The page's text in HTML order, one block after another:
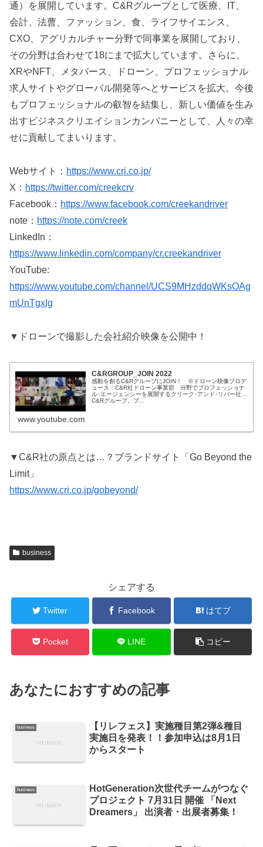
通）を展開しています。C&Rグループとして医療、IT、
会計、法曹、ファッション、食、ライフサイエンス、
CXO、アグリカルチャー分野で同事業を展開しており、
その分野は合わせて18にまで拡大しています。さらに、
XRやNFT、メタバース、ドローン、プロフェッショナル
求人サイトやグローバル開発等へとサービスを拡大。今後
もプロフェッショナルの叡智を結集し、新しい価値を生み
出すビジネスクリエイションカンパニーとして、人々の幸
せに貢献してまいります。
Webサイト： https://www.cri.co.jp/
X： https://twitter.com/creekcrv
Facebook： https://www.facebook.com/creekandriver
note： https://note.com/creek
LinkedIn：
https://www.linkedin.com/company/cr.creekandriver
YouTube:
https://www.youtube.com/channel/UCS9MHzddqWKsOAg
mUnTgxIg
▼ドローンで撮影した会社紹介映像を公開中！
C&RGROUP_JOIN 2022
感動を創るC&RグループにJOIN！ ※ドローン映像プロデ
ュース：C&R社ドローン事業部 分野でプロフェッショナ
ル･エージェンシーを展開するクリーク･アンド･リバー社と
C&Rグループ。プ...
www.youtube.com
▼C&R社の原点とは…？ブランドサイト「Go Beyond the
Limit」
https://www.cri.co.jp/gobeyond/
business
シェアする
Twitter Facebook はてブ
Pocket LINE コピー
あなたにおすすめの記事
business
【リレフェス】実施種目第2弾&種目
実施日を発表！！参加申込は8月1日
からスタート
business
HotGeneration次世代チームがつなぐ
プロジェクト 7月31日 開催 「Next
Dreamers」 出演者・出展者募集！